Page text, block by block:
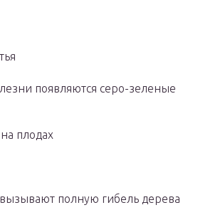
появляются серо-зеленые
плодах
полную гибель дерева